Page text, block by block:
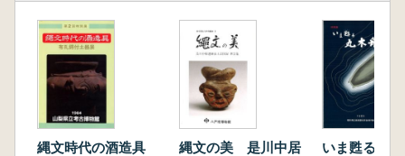
縄文時代の酒造具
縄文の美 是川中居
いま甦る丸